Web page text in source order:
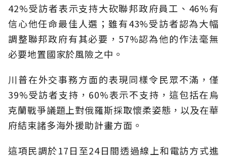
42%受訪者表示支持大砍聯邦政府員工、46%有
信心他任命最佳人選；雖有43%受訪者認為大幅
調整聯邦政府有其必要，57%認為他的作法毫無
必要地置國家於風險之中。
川普在外交事務方面的表現同樣令民眾不滿，僅
39%受訪者支持，60%表示不支持，這包括在烏
克蘭戰爭議題上對俄羅斯採取懷柔姿態，以及在華
府結束諸多海外援助計畫方面。
這項民調於17日至24日間透過線上和電訪方式進